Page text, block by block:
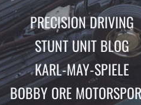
PRECISION DRIVING
STUNT UNIT BLOG
KARL-MAY-SPIELE
BOBBY ORE